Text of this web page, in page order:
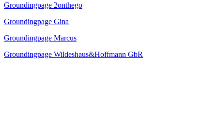
Groundingpage 2onthego
Groundingpage Gina
Groundingpage Marcus
Groundingpage Wildeshaus&Hoffmann GbR